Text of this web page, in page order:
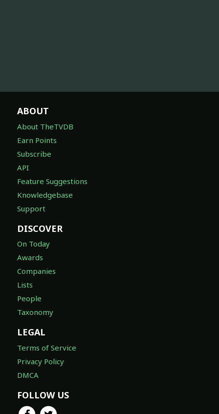
ABOUT
About TheTVDB
Earn Points
Subscribe
API
Feature Suggestions
Knowledgebase
Support
DISCOVER
On Today
Awards
Companies
Lists
People
Taxonomy
LEGAL
Terms of Service
Privacy Policy
DMCA
FOLLOW US